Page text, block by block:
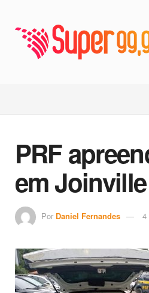
PRF
em Joinville
Por Daniel Fernandes 4